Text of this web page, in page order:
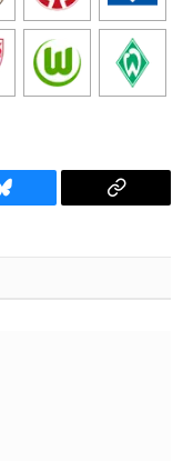
Bluesky
Copy